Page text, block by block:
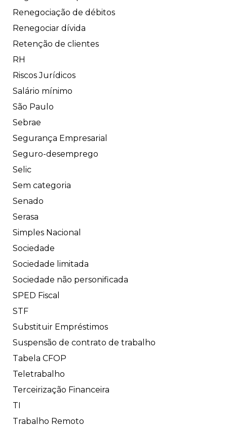
Renegociação de débitos
Renegociar dívida
Retenção de clientes
RH
Riscos Jurídicos
Salário mínimo
São Paulo
Sebrae
Segurança Empresarial
Seguro-desemprego
Selic
Sem categoria
Senado
Serasa
Simples Nacional
Sociedade
Sociedade limitada
Sociedade não personificada
SPED Fiscal
STF
Substituir Empréstimos
Suspensão de contrato de trabalho
Tabela CFOP
Teletrabalho
Terceirização Financeira
TI
Trabalho Remoto